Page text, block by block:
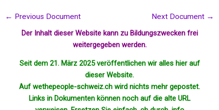
← Previous Document Next Document →
Der Inhalt dieser Website kann zu Bildungszwecken frei
weitergegeben werden.
Seit dem 21. März 2025 veröffentlichen wir alles hier auf
dieser Website.
Auf wethepeople-schweiz.ch wird nichts mehrgepostet.
Links in Dokumenten können noch auf die alte URL